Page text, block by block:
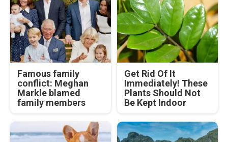
Famous family
conflict: Meghan
Markle blamed
family members
Get Rid Of It
Immediately! These
Plants Should Not
Be Kept Indoor